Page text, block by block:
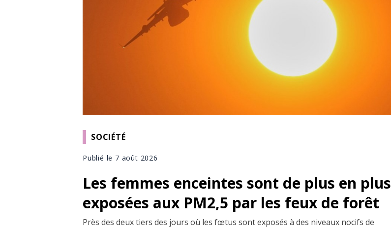
SOCIÉTÉ
Publié le 7 août 2026
Les femmes enceintes sont de plus en plus
exposées aux PM2,5 par les feux de forêt
Près des deux tiers des jours où les fœtus sont exposés à des niveaux nocifs de